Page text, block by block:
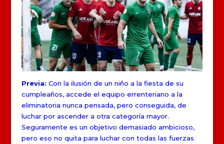
Previa: Con la ilusión de un niño a la fiesta de su
cumpleaños, accede el equipo errenteriano a la
eliminatoria nunca pensada, pero conseguida, de
luchar por ascender a otra categoría mayor.
Seguramente es un objetivo demasiado ambicioso,
pero eso no quita para luchar con todas las fuerzas